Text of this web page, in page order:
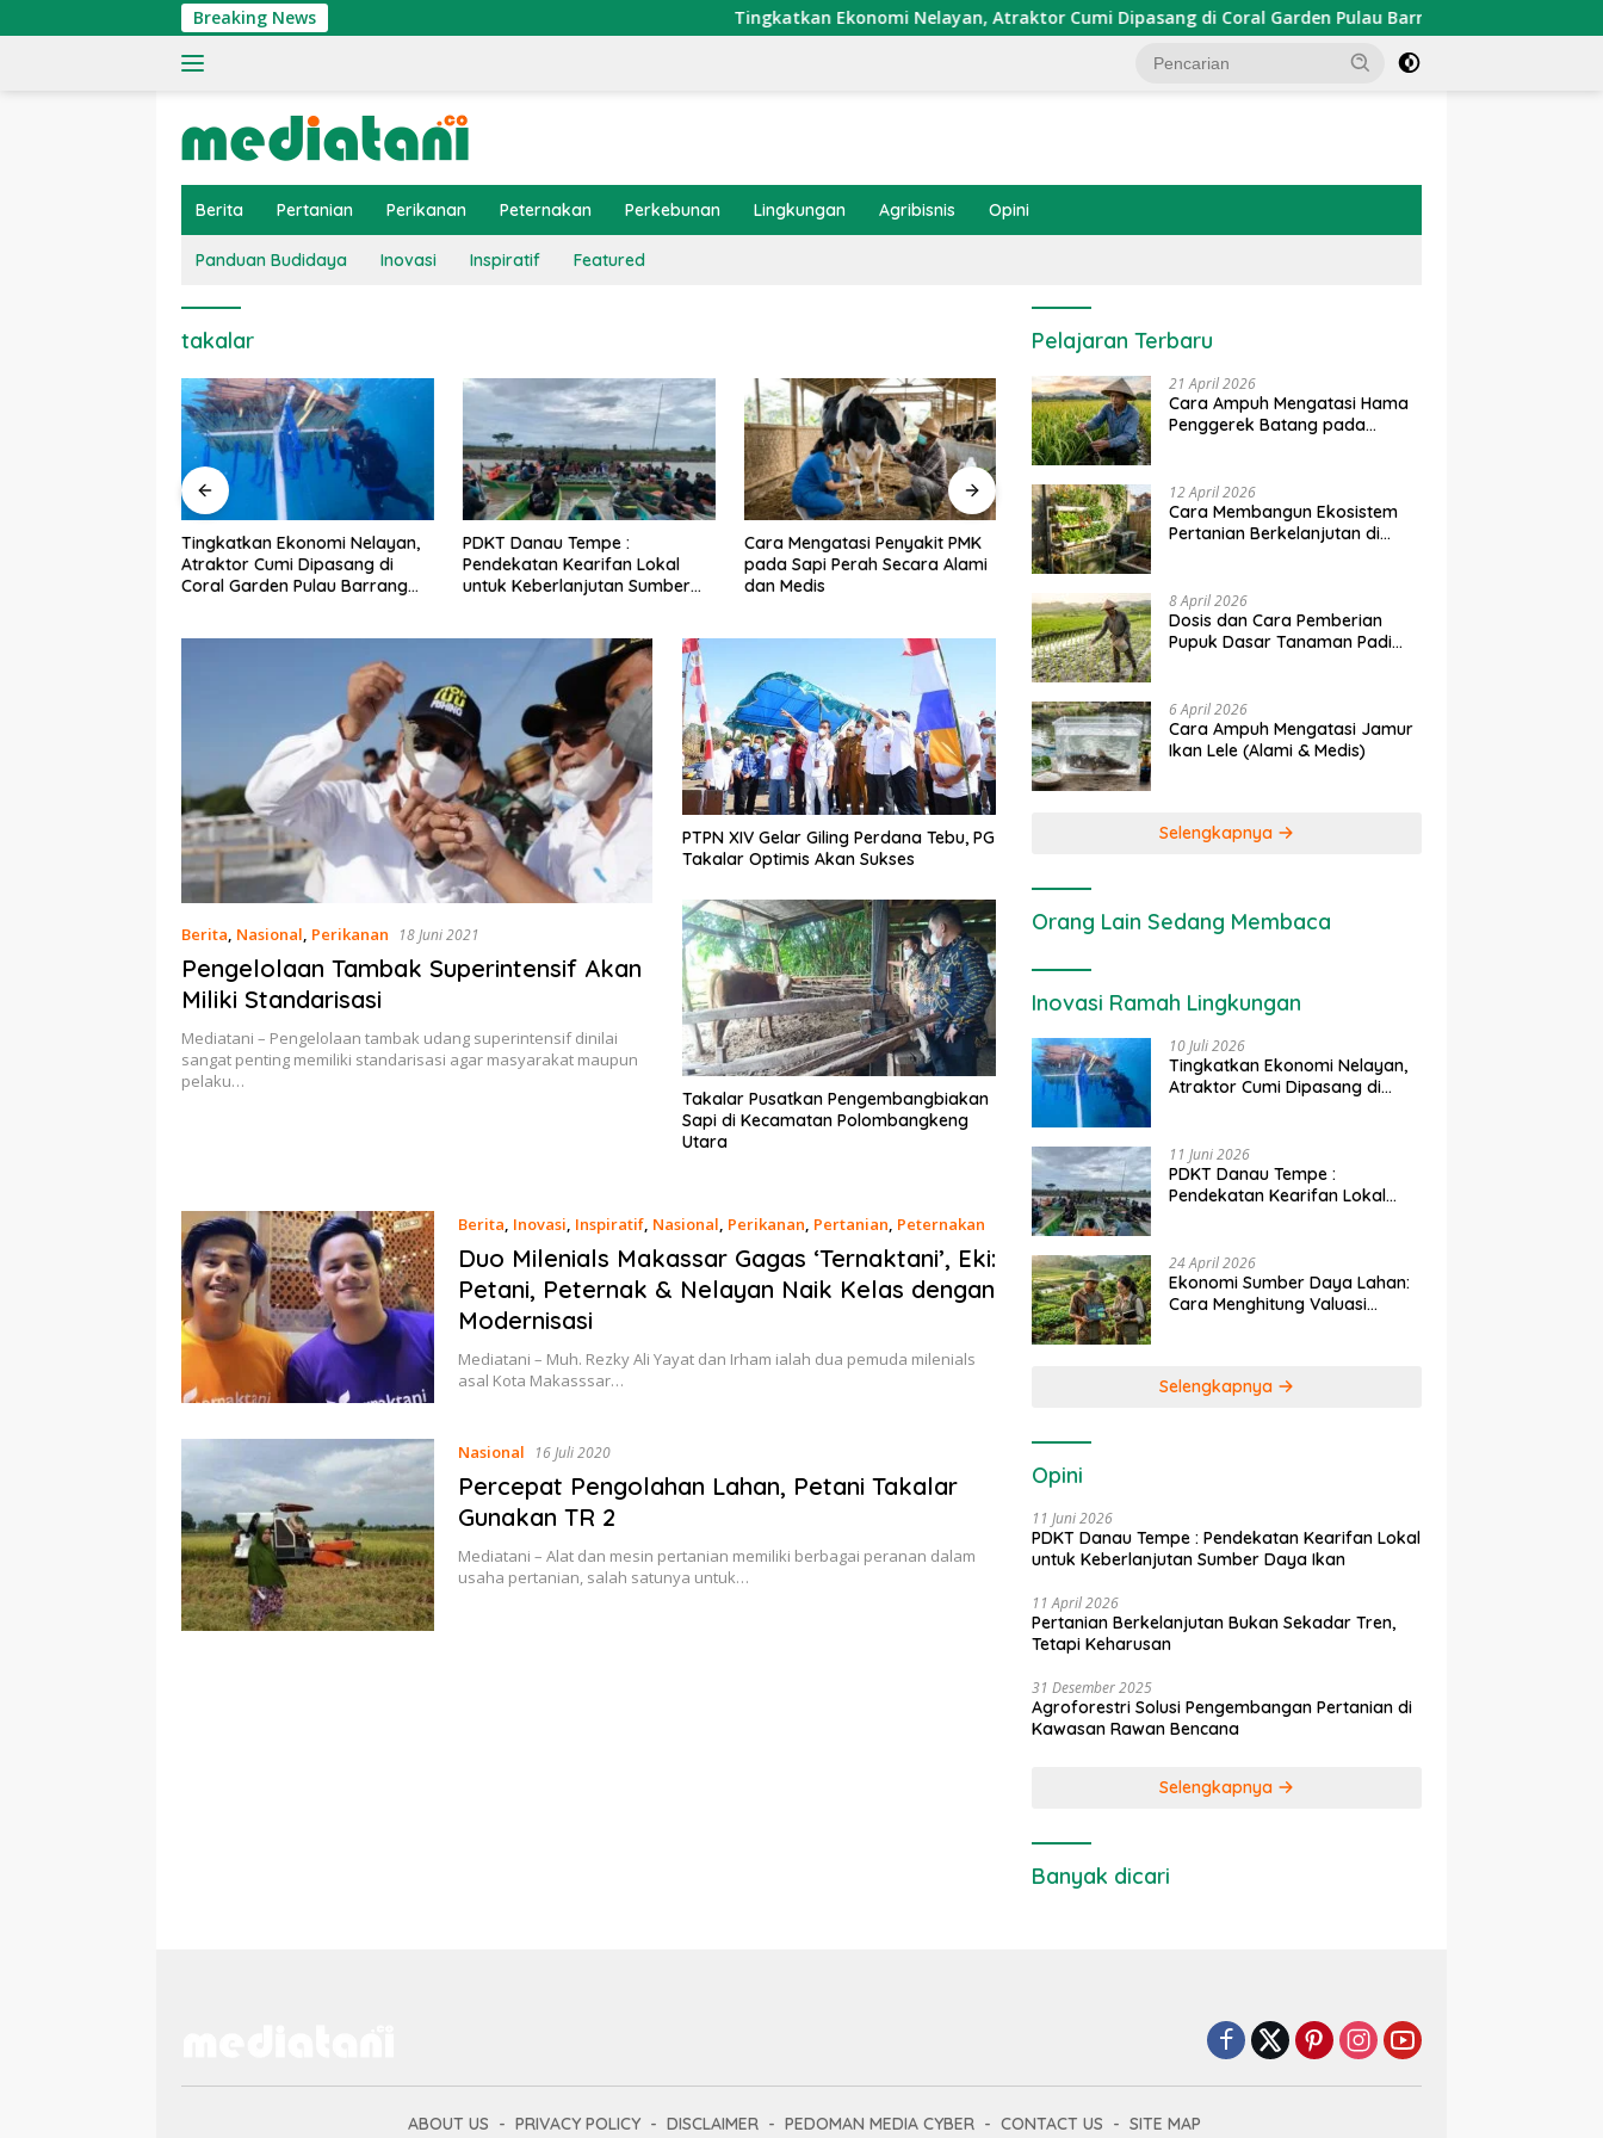
ke
Breaking News Tingkatkan Ekonomi Nelayan, Atraktor Cumi Dipasang di Coral Garden Pulau Barrang Caddi
Berita Pertanian Perikanan Peternakan Perkebunan Lingkungan Agribisnis Opini
Panduan Budidaya Inovasi Inspiratif Featured
takalar
PDKT Danau Tempe :
Pendekatan Kearifan Lokal
untuk Keberlanjutan Sumber
Cara Mengatasi Penyakit PMK
pada Sapi Perah Secara Alami
dan Medis
Dosis dan Cara Pemupukan
Tanaman Padi pada Fase
Vegetatif Aktif yang Tepat
Penerapan IoT dalam
Pertanian Modern di Indonesia
Ekonomi Sumber Daya Lahan:
Berita, Nasional, Perikanan 18 Juni 2021
Pengelolaan Tambak Superintensif Akan
Miliki Standarisasi
Mediatani – Pengelolaan tambak udang superintensif dinilai
sangat penting memiliki standarisasi agar masyarakat maupun
pelaku…
PTPN XIV Gelar Giling Perdana Tebu, PG
Takalar Optimis Akan Sukses
Takalar Pusatkan Pengembangbiakan
Sapi di Kecamatan Polombangkeng
Utara
Berita, Inovasi, Inspiratif, Nasional, Perikanan, Pertanian, Peternakan
11 Februari 2021
Duo Milenials Makassar Gagas ‘Ternaktani’, Eki:
Petani, Peternak & Nelayan Naik Kelas dengan
Modernisasi
Mediatani – Muh. Rezky Ali Yayat dan Irham ialah dua pemuda milenials
asal Kota Makasssar…
Nasional 16 Juli 2020
Percepat Pengolahan Lahan, Petani Takalar
Gunakan TR 2
Mediatani – Alat dan mesin pertanian memiliki berbagai peranan dalam
usaha pertanian, salah satunya untuk…
Pelajaran Terbaru
21 April 2026
Cara Ampuh Mengatasi Hama
Penggerek Batang pada
12 April 2026
Cara Membangun Ekosistem
Pertanian Berkelanjutan di
8 April 2026
Dosis dan Cara Pemberian
Pupuk Dasar Tanaman Padi
6 April 2026
Cara Ampuh Mengatasi Jamur
Ikan Lele (Alami & Medis)
Selengkapnya
Orang Lain Sedang Membaca
Inovasi Ramah Lingkungan
10 Juli 2026
Tingkatkan Ekonomi Nelayan,
Atraktor Cumi Dipasang di
11 Juni 2026
PDKT Danau Tempe :
Pendekatan Kearifan Lokal
24 April 2026
Ekonomi Sumber Daya Lahan:
Cara Menghitung Valuasi
Selengkapnya
Opini
11 Juni 2026
PDKT Danau Tempe : Pendekatan Kearifan Lokal
untuk Keberlanjutan Sumber Daya Ikan
11 April 2026
Pertanian Berkelanjutan Bukan Sekadar Tren,
Tetapi Keharusan
31 Desember 2025
Agroforestri Solusi Pengembangan Pertanian di
Kawasan Rawan Bencana
Selengkapnya
Banyak dicari
ABOUT US PRIVACY POLICY DISCLAIMER PEDOMAN MEDIA CYBER CONTACT US SITE MAP